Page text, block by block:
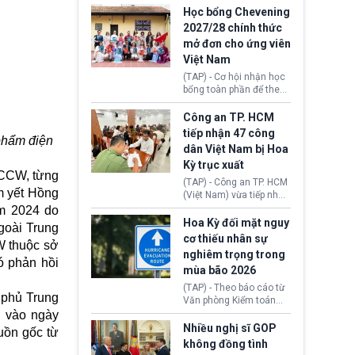
điện
từng
yết Hồng
2024 do
Trung
thuộc sở
phản hồi
Trung
vào ngày
gốc từ
thi Thỏa thuận Rút khỏi
Liên minh châu Âu
(Withdrawal
Agreement).
Iran nhằm mở lại eo biển
Hormuz, mở đường cho
việc khôi phục hoạt
động hàng hải. Những
tín hiệu ngoại giao tích
cực này lập tức tác động
đến thị trường năng
lượng, kéo giá dầu thế
giới lùi sâu xuống dưới
mức 80 USD/thùng.
Học bổng Chevening
2027/28 chính thức
mở đơn cho ứng viên
Việt Nam
(TAP) - Cơ hội nhận học
bổng toàn phần để theo
học chương trình thạc sĩ
tại Vương quốc Anh đã
chính thức quay trở lại.
Học bổng Chevening
2027/28 của Chính phủ
Anh vừa mở cổng ứng
tuyển dành riêng ứng
viên Việt Nam, hỗ trợ
toàn bộ chi phí học tập
cùng nhiều quyền lợi
trong suốt một năm
học.
Công an TP. HCM
tiếp nhận 47 công
dân Việt Nam bị Hoa
Kỳ trục xuất
(TAP) - Công an TP. HCM
(Việt Nam) vừa tiếp nhận
47 công dân Việt Nam bị
Hoa Kỳ trục xuất về
nước. Đây là đợt có số
lượng lớn nhất từ đầu
năm 2026 đến nay, phản
ánh xu hướng gia tăng
các trường hợp trục
xuất.
Hoa Kỳ đối mặt nguy
cơ thiếu nhân sự
nghiêm trọng trong
mùa bão 2026
(TAP) - Theo báo cáo từ
Văn phòng Kiểm toán
Chính phủ (GAO), Cơ
quan Quản lý Khẩn cấp
Liên bang (FEMA) thuộc
Bộ An ninh Nội địa Hoa
Nhiều nghị sĩ GOP
không đồng tình